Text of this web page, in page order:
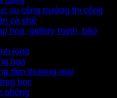
vụ công trường thi công
cà phê
hoa, gallery tranh, bảo
long
hoa
tâm thương mại
học
phòng